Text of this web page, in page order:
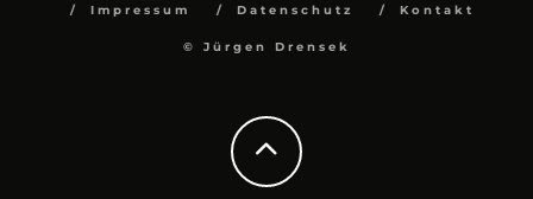
Impressum
Datenschutz Kontakt
© Jürgen Drensek